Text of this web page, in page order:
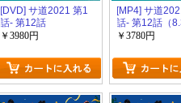
[DVD] サ道2021 第1
話- 第12話
￥3980円
[MP4] サ道
話- 第12話（
￥3780円